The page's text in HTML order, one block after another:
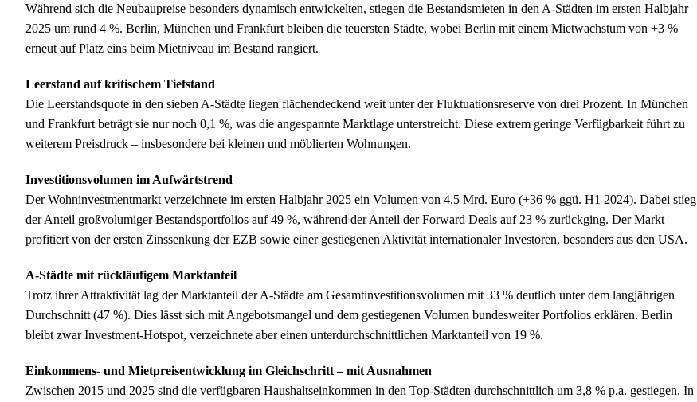
Während sich die Neubaupreise besonders dynamisch entwickelten, stiegen die Bestandsmieten in den A-Städten im ersten Halbjahr
2025 um rund 4 %. Berlin, München und Frankfurt bleiben die teuersten Städte, wobei Berlin mit einem Mietwachstum von +3 %
erneut auf Platz eins beim Mietniveau im Bestand rangiert.
Leerstand auf kritischem Tiefstand
Die Leerstandsquote in den sieben A-Städte liegen flächendeckend weit unter der Fluktuationsreserve von drei Prozent. In München
und Frankfurt beträgt sie nur noch 0,1 %, was die angespannte Marktlage unterstreicht. Diese extrem geringe Verfügbarkeit führt zu
weiterem Preisdruck – insbesondere bei kleinen und möblierten Wohnungen.
Investitionsvolumen im Aufwärtstrend
Der Wohninvestmentmarkt verzeichnete im ersten Halbjahr 2025 ein Volumen von 4,5 Mrd. Euro (+36 % ggü. H1 2024). Dabei stieg
der Anteil großvolumiger Bestandsportfolios auf 49 %, während der Anteil der Forward Deals auf 23 % zurückging. Der Markt
profitiert von der ersten Zinssenkung der EZB sowie einer gestiegenen Aktivität internationaler Investoren, besonders aus den USA.
A-Städte mit rückläufigem Marktanteil
Trotz ihrer Attraktivität lag der Marktanteil der A-Städte am Gesamtinvestitionsvolumen mit 33 % deutlich unter dem langjährigen
Durchschnitt (47 %). Dies lässt sich mit Angebotsmangel und dem gestiegenen Volumen bundesweiter Portfolios erklären. Berlin
bleibt zwar Investment-Hotspot, verzeichnete aber einen unterdurchschnittlichen Marktanteil von 19 %.
Einkommens- und Mietpreisentwicklung im Gleichschritt – mit Ausnahmen
Zwischen 2015 und 2025 sind die verfügbaren Haushaltseinkommen in den Top-Städten durchschnittlich um 3,8 % p.a. gestiegen. In